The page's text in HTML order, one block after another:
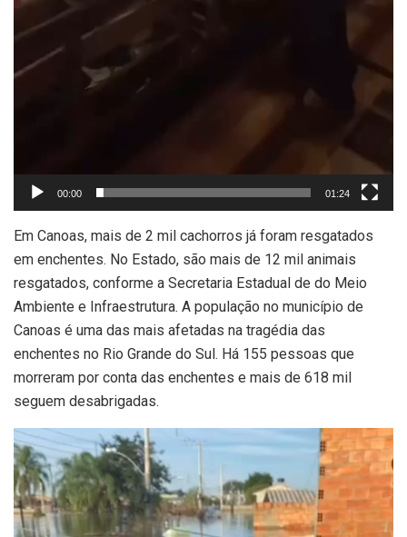
00:00 01:24
Em Canoas, mais de 2 mil cachorros já foram resgatados
em enchentes. No Estado, são mais de 12 mil animais
resgatados, conforme a Secretaria Estadual de do Meio
Ambiente e Infraestrutura. A população no município de
Canoas é uma das mais afetadas na tragédia das
enchentes no Rio Grande do Sul. Há 155 pessoas que
morreram por conta das enchentes e mais de 618 mil
seguem desabrigadas.
Tocador
de
vídeo